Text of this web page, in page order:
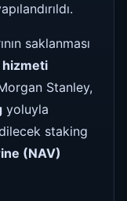
saklanması
hizmeti
Stanley,
yoluyla
staking
(NAV)